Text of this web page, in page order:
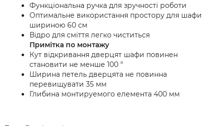
Функціональна ручка для зручності роботи
Оптимальне використання простору для шафи
шириною 60 см
Відро для сміття легко чиститься
Примітка по монтажу
Кут відкривання дверцят шафи повинен
становити не менше 100 °
Ширина петель дверцята не повинна
перевищувати 35 мм
Глибина монтируемого елемента 400 мм